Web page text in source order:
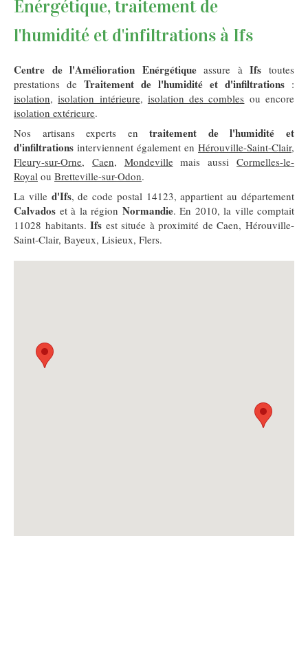
Enérgétique, traitement de
l'humidité et d'infiltrations à Ifs
Centre de l'Amélioration Enérgétiqueassure àIfs toutes
prestations de Traitement de l'humidité et d'infiltrations :
isolation,isolation intérieure, isolation des combles ou encore
isolation extérieure.
Nos artisans experts entraitement de l'humidité et
d'infiltrations interviennent également en Hérouville-Saint-Clair,
Fleury-sur-Orne, Caen, Mondevillemais aussiCormelles-le-
Royal ou Bretteville-sur-Odon.
La villed'Ifs, de code postal 14123, appartient au département
Calvados et à la région Normandie. En 2010, la ville comptait
11028 habitants.Ifs est située à proximité de Caen, Hérouville-
Saint-Clair, Bayeux, Lisieux, Flers.